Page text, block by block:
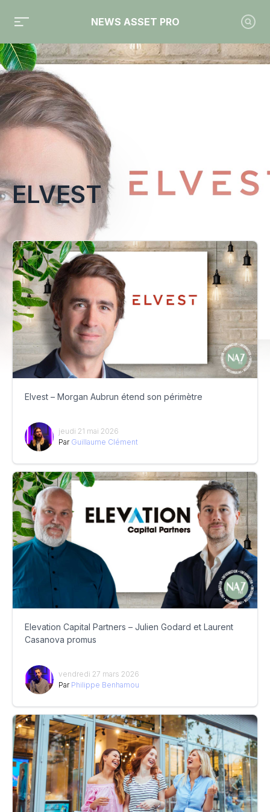
NEWS ASSET PRO
Toute l'actualité sur le tag "elvest"
ELVEST
Elvest – Morgan Aubrun étend son périmètre
jeudi 21 mai 2026
Par Guillaume Clément
Elevation Capital Partners – Julien Godard et Laurent
Casanova promus
vendredi 27 mars 2026
Par Philippe Benhamou